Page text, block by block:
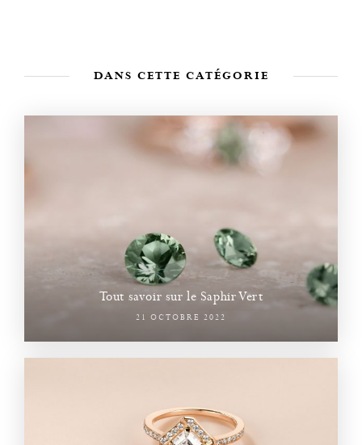
DANS CETTE CATÉGORIE
Tout savoir sur le Saphir Vert
21 OCTOBRE 2022